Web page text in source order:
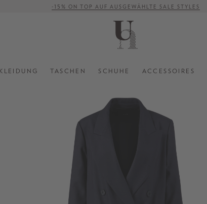
-15% ON TOP AUF AUSGEWÄHLTE SALE STYLES
KLEIDUNG TASCHEN SCHUHE ACCESSOIRES